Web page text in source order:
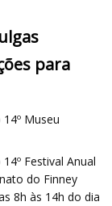
para
Museu
Festival Anual
do Finney
8h às 14h do dia